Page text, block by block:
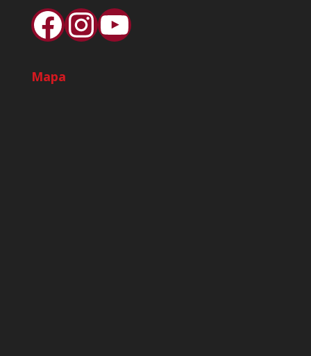
Facebook
Instagram
YouTube
Mapa